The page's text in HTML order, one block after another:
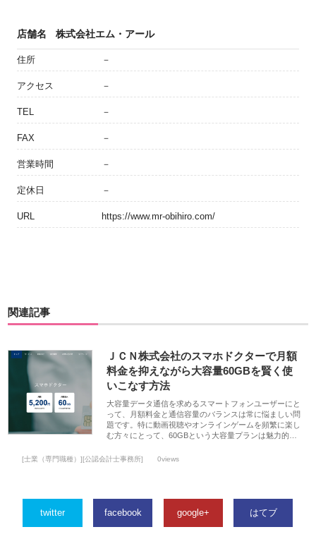
店舗名 株式会社エム・アール
住所 －
アクセス －
TEL －
FAX －
営業時間 －
定休日 －
URL https://www.mr-obihiro.com/
関連記事
ＪＣＮ株式会社のスマホドクターで月額
料金を抑えながら大容量60GBを賢く使
いこなす方法
大容量データ通信を求めるスマートフォンユーザーにと
って、月額料金と通信容量のバランスは常に悩ましい問
題です。特に動画視聴やオンラインゲームを頻繁に楽し
む方々にとって、60GBという大容量プランは魅力的…
[士業（専門職種）][公認会計士事務所] 0views
twitter facebook google+ はてブ